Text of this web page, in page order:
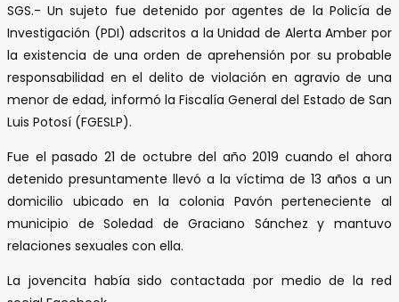
SGS.- Un sujeto fue detenido por agentes de la Policía de
Investigación (PDI) adscritos a la Unidad de Alerta Amber por
la existencia de una orden de aprehensión por su probable
responsabilidad en el delito de violación en agravio de una
menor de edad, informó la Fiscalía General del Estado de San
Luis Potosí (FGESLP).
Fue el pasado 21 de octubre del año 2019 cuando el ahora
detenido presuntamente llevó a la víctima de 13 años a un
domicilio ubicado en la colonia Pavón perteneciente al
municipio de Soledad de Graciano Sánchez y mantuvo
relaciones sexuales con ella.
La jovencita había sido contactada por medio de la red